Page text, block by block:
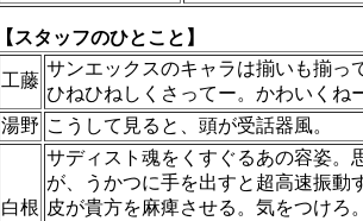
【スタッフのひとこと】
工藤
サンエックスのキャラは揃いも揃
ひねひねしくさってー。かわいくね
湯野 こうして見ると、頭が受話器風。
白根
サディスト魂をくすぐるあの容姿。
が、うかつに手を出すと超高速振動
皮が貴方を麻痺させる。気をつけろ